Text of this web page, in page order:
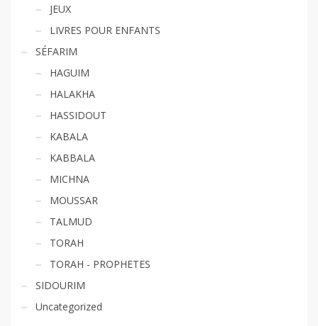
JEUX
LIVRES POUR ENFANTS
SÉFARIM
HAGUIM
HALAKHA
HASSIDOUT
KABALA
KABBALA
MICHNA
MOUSSAR
TALMUD
TORAH
TORAH - PROPHETES
SIDOURIM
Uncategorized